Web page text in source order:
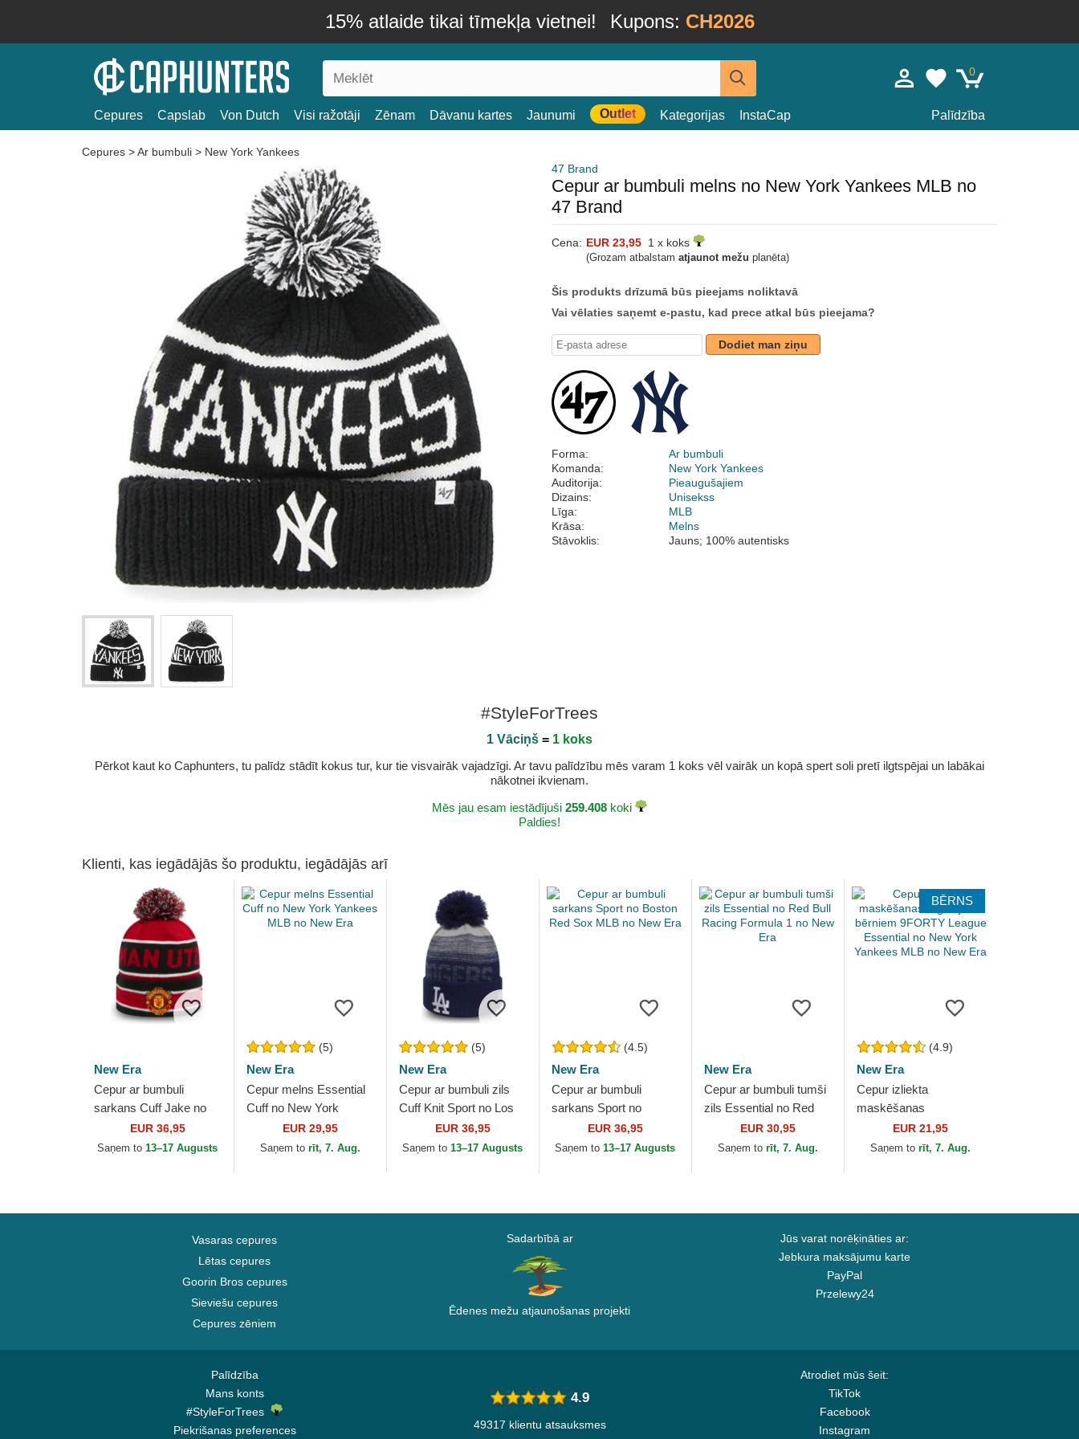
15% atlaide tikai tīmekļa vietnei! Kupons: CH2026
0
Cepures Capslab Von Dutch Visi ražotāji Zēnam Dāvanu kartes Jaunumi Outlet Kategorijas InstaCap Palīdzība
Cepures >Ar bumbuli > New York Yankees
47 Brand
Cepur ar bumbuli melns no New York Yankees MLB no
47 Brand
Cena: EUR 23,95 1 x koks
(Grozam atbalstam atjaunot mežu planēta)
Šis produkts drīzumā būs pieejams noliktavā
Vai vēlaties saņemt e-pastu, kad prece atkal būs pieejama?
Dodiet man ziņu
Forma:
Ar bumbuli
Komanda:
New York Yankees
Auditorija:
Pieaugušajiem
Dizains:
Unisekss
Līga:
MLB
Krāsa:
Melns
Stāvoklis:
Jauns; 100% autentisks
#StyleForTrees
1 Vāciņš = 1 koks
Pērkot kaut ko Caphunters, tu palīdz stādīt kokus tur, kur tie visvairāk vajadzīgi. Ar tavu palīdzību mēs varam 1 koks vēl vairāk un kopā spert soli pretī ilgtspējai un labākai
nākotnei ikvienam.
Mēs jau esam iestādījuši 259.408 koki
Paldies!
Klienti, kas iegādājās šo produktu, iegādājās arī
New Era
Cepur ar bumbuli
sarkans Cuff Jake no
Manchester United
Football Club Premier
EUR 36,95
Saņem to13–17 Augusts
(5)
New Era
Cepur melns Essential
Cuff no New York
Yankees MLB no New
Era
EUR 29,95
Saņem to rīt, 7. Aug.
(5)
New Era
Cepur ar bumbuli zils
Cuff Knit Sport no Los
Angeles Dodgers MLB
no New Era
EUR 36,95
Saņem to13–17 Augusts
(4.5)
New Era
Cepur ar bumbuli
sarkans Sport no
Boston Red Sox MLB
no New Era
EUR 36,95
Saņem to13–17 Augusts
New Era
Cepur ar bumbuli tumši
zils Essential no Red
Bull Racing Formula 1
no New Era
EUR 30,95
Saņem to rīt, 7. Aug.
BĒRNS
(4.9)
New Era
Cepur izliekta
maskēšanas
regulējams bērniem
9FORTY League
EUR 21,95
Saņem torīt, 7. Aug.
Vasaras cepures
Lētas cepures
Goorin Bros cepures
Sieviešu cepures
Cepures zēniem
Sadarbībā ar
Ēdenes mežu atjaunošanas projekti
Jūs varat norēķināties ar:
Jebkura maksājumu karte
PayPal
Przelewy24
Palīdzība
Mans konts
#StyleForTrees
Piekrišanas preferences
Atrodiet mūs šeit:
TikTok
Facebook
Instagram
4.9
49317 klientu atsauksmes